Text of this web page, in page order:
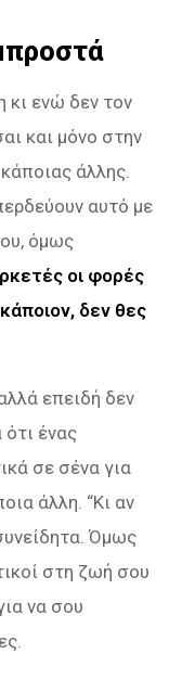
κι ενώ δεν τον
και μόνο στην
άλλης.
αυτό με
όμως
οι φορές
δεν θες
επειδή δεν
ότι ένας
σε σένα για
άλλη. “Κι αν
Όμως
στη ζωή σου
να σου